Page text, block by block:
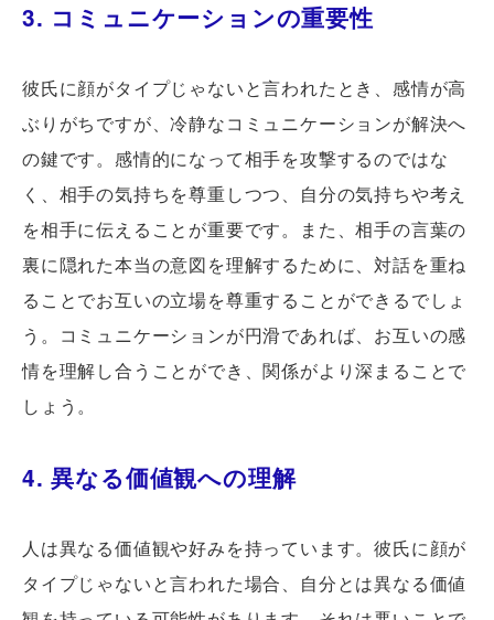
3. コミュニケーションの重要性
彼氏に顔がタイプじゃないと言われたとき、感情が高
ぶりがちですが、冷静なコミュニケーションが解決へ
の鍵です。感情的になって相手を攻撃するのではな
く、相手の気持ちを尊重しつつ、自分の気持ちや考え
を相手に伝えることが重要です。また、相手の言葉の
裏に隠れた本当の意図を理解するために、対話を重ね
ることでお互いの立場を尊重することができるでしょ
う。コミュニケーションが円滑であれば、お互いの感
情を理解し合うことができ、関係がより深まることで
しょう。
4. 異なる価値観への理解
人は異なる価値観や好みを持っています。彼氏に顔が
タイプじゃないと言われた場合、自分とは異なる価値